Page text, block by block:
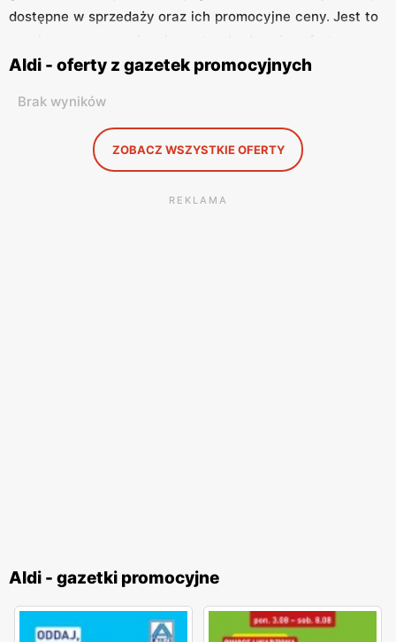
dostępne w sprzedaży oraz ich promocyjne ceny. Jest to
powoduje, że zakupy w supermarketach Aldi są
często nawiązują do świąt, bądź innych okoliczności. Na
przykład w okresie Świąt Wielkanocnych w specjalnej
ofercie promocyjnej znajdują się produkty spożywcze
mazurek. Supermarkety Aldi zawsze oferują smaczne i
Aldi - oferty z gazetek promocyjnych
Brak wyników
ZOBACZ WSZYSTKIE OFERTY
REKLAMA
Aldi - gazetki promocyjne